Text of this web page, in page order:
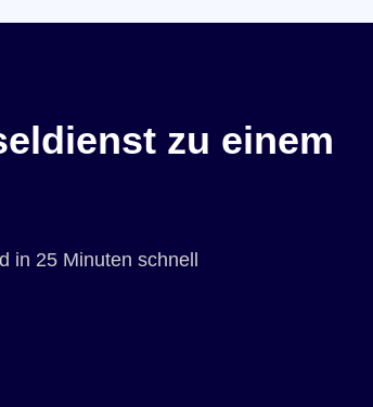
zu einem
in 25 Minuten schnell